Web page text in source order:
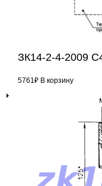
ЗК14-2-4-2009
5761₽ В корзину